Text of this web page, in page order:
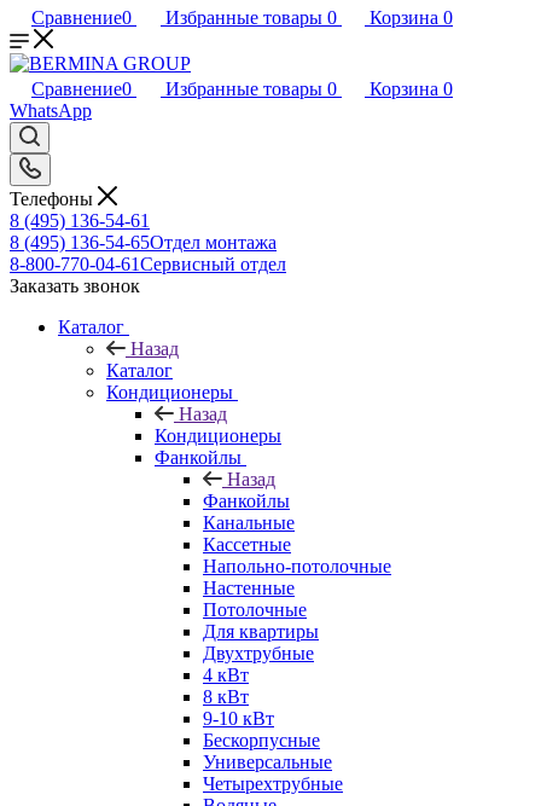
Сравнение0 Избранные товары 0 Корзина 0
Сравнение0 Избранные товары 0 Корзина 0
WhatsApp
Телефоны
8 (495) 136-54-61
8 (495) 136-54-65Отдел монтажа
8-800-770-04-61Сервисный отдел
Заказать звонок
Каталог
Назад
Каталог
Кондиционеры
Назад
Кондиционеры
Фанкойлы
Назад
Фанкойлы
Канальные
Кассетные
Напольно-потолочные
Настенные
Потолочные
Для квартиры
Двухтрубные
4 кВт
8 кВт
9-10 кВт
Бескорпусные
Универсальные
Четырехтрубные